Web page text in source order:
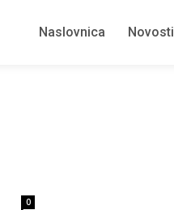
Naslovnica Novosti
0